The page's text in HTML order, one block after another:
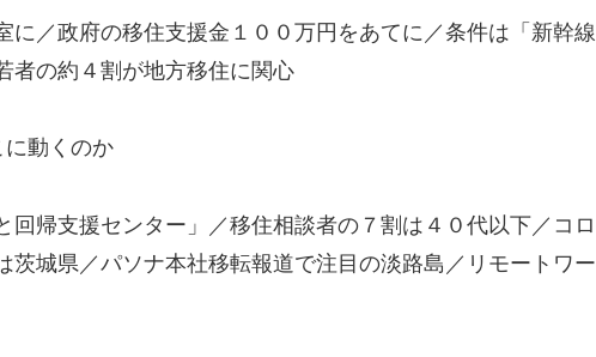
に／政府の移住支援金１００万円をあてに／条件は「新幹線
者の約４割が地方移住に関心
動くのか
回帰支援センター」／移住相談者の７割は４０代以下／コロ
茨城県／パソナ本社移転報道で注目の淡路島／リモートワー